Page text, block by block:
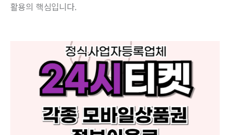
활용의 핵심입니다.